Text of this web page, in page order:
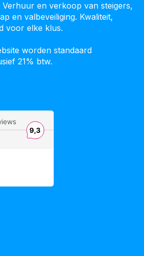
Verhuur en verkoop van steigers,
en valbeveiliging. Kwaliteit,
voor elke klus.
worden standaard
21% btw.